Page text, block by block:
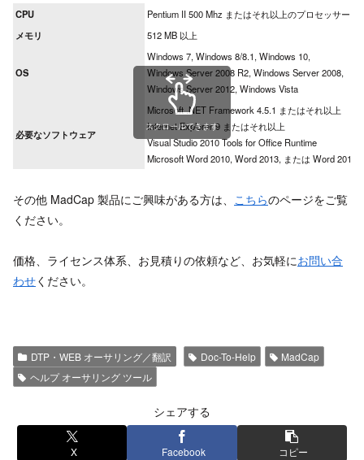
CPU
Pentium II 500 Mhz またはそれ以上のプロセッサー
メモリ
512 MB 以上
OS
Windows 7, Windows 8/8.1, Windows 10,
Windows Server 2008 R2, Windows Server 2008,
Windows Server 2012, Windows Vista
必要なソフトウェア
Microsoft .NET Framework 4.5.1 またはそれ以上
Internet Explorer 9 またはそれ以上
Visual Studio 2010 Tools for Office Runtime
Microsoft Word 2010, Word 2013, または Word 2016
スクロールできます
その他 MadCap 製品にご興味がある方は、 こちらのページをご覧
ください。
価格、ライセンス体系、お見積りの依頼など、お気軽にお問い合
わせください。
DTP・WEB オーサリング／翻訳 Doc-To-Help
MadCap
ヘルプ オーサリング ツール
シェアする
X Facebook コピー